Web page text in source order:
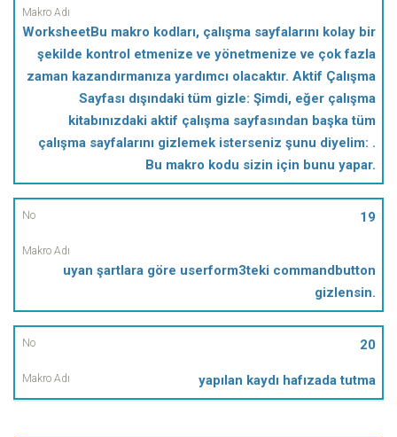
WorksheetBu makro kodları, çalışma sayfalarını kolay bir
şekilde kontrol etmenize ve yönetmenize ve çok fazla
zaman kazandırmanıza yardımcı olacaktır. Aktif Çalışma
Sayfası dışındaki tüm gizle: Şimdi, eğer çalışma
kitabınızdaki aktif çalışma sayfasından başka tüm
çalışma sayfalarını gizlemek isterseniz şunu diyelim: .
Bu makro kodu sizin için bunu yapar.
19
uyan şartlara göre userform3teki commandbutton
gizlensin.
20
yapılan kaydı hafızada tutma